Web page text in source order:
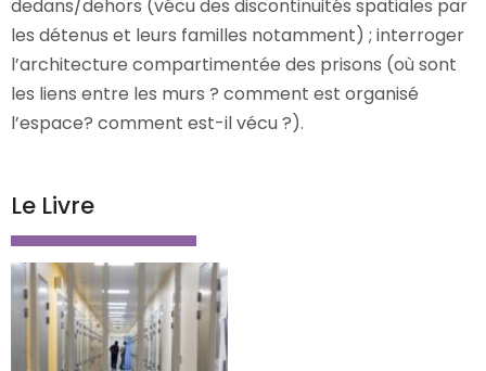
dedans/dehors (vécu des discontinuités spatiales par
les détenus et leurs familles notamment) ; interroger
l’architecture compartimentée des prisons (où sont
les liens entre les murs ? comment est organisé
l’espace? comment est-il vécu ?).
Le Livre